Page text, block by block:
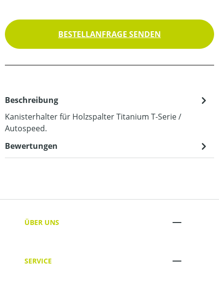
BESTELLANFRAGE SENDEN
Beschreibung
Kanisterhalter für Holzspalter Titanium T-Serie /
Autospeed.
Bewertungen
ÜBER UNS
SERVICE